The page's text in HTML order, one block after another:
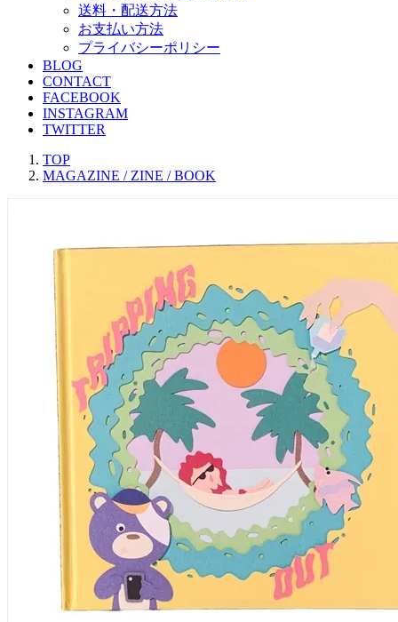
送料・配送方法
お支払い方法
プライバシーポリシー
BLOG
CONTACT
FACEBOOK
INSTAGRAM
TWITTER
TOP
MAGAZINE / ZINE / BOOK